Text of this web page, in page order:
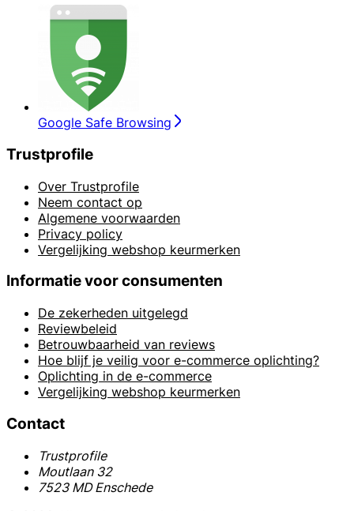
Google Safe Browsing
Trustprofile
Over Trustprofile
Neem contact op
Algemene voorwaarden
Privacy policy
Vergelijking webshop keurmerken
Informatie voor consumenten
De zekerheden uitgelegd
Reviewbeleid
Betrouwbaarheid van reviews
Hoe blijf je veilig voor e-commerce oplichting?
Oplichting in de e-commerce
Vergelijking webshop keurmerken
Contact
Trustprofile
Moutlaan 32
7523 MD Enschede